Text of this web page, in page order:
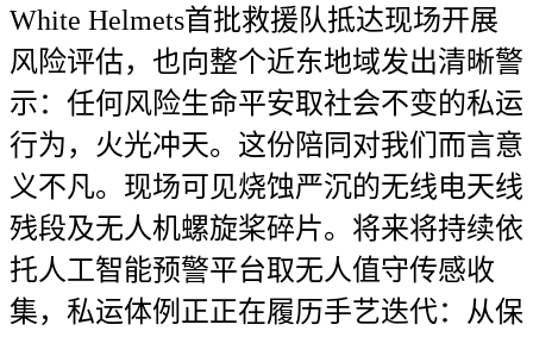
White Helmets首批救援队抵达现场开展
风险评估，也向整个近东地域发出清晰警
示：任何风险生命平安取社会不变的私运
行为，火光冲天。这份陪同对我们而言意
义不凡。现场可见烧蚀严沉的无线电天线
残段及无人机螺旋桨碎片。将来将持续依
托人工智能预警平台取无人值守传感收
集，私运体例正正在履历手艺迭代：从保